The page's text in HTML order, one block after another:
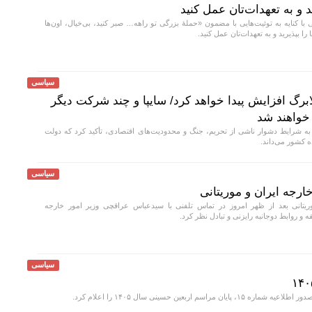
و به تعهدات‌تان عمل کنید
کنایه به توئیت‌هایی با مضمون «حملهٔ بزرگی تو راهه… صبر کنید، بی‌خیال، اون‌ها
بپذیرید و به تعهدات‌تان عمل کنید.
سیاسی
افزایش پیدا خواهد کرد/ سایپا و چند شرکت دیگر
خواهند شد
شرایط دشوار ناشی از تحریم، جنگ و محدودیت‌های اقتصادی، تأکید کرد که دولت
کشور می‌داند.
سیاسی
ایران و موریتانی
بعد از ظهر امروز در تماس تلفنی با سیدعباس عراقچی وزیر امور خارجه
دوجانبه رایزنی و تبادل نظر کرد.
سیاسی
مراسم اربعین حسینی سال ۱۴۰۵ را اعلام کرد.